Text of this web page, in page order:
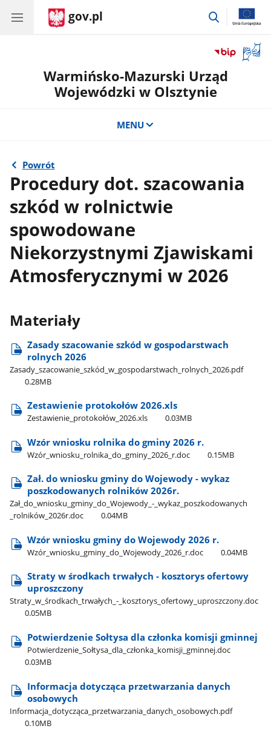
gov.pl
przejdź
okno
Warmińsko-Mazurski Urząd
Wojewódzki w Olsztynie
MENU
Powrót
Procedury dot. szacowania
szkód w rolnictwie
spowodowane
Niekorzystnymi Zjawiskami
Atmosferycznymi w 2026
Materiały
Zasady szacowanie szkód w gospodarstwach
rolnych 2026
Zasady​_szacowanie​_szkód​_w​_gospodarstwach​_rolnych​_2026.pdf
0.28MB
Zestawienie protokołów 2026.xls
Zestawienie​_protokołów​_2026.xls 0.03MB
Wzór wniosku rolnika do gminy 2026 r.
Wzór​_wniosku​_rolnika​_do​_gminy​_2026​_r.doc 0.15MB
Zał. do wniosku gminy do Wojewody - wykaz
poszkodowanych rolników 2026r.
Zał​_do​_wniosku​_gminy​_do​_Wojewody​_-​_wykaz​_poszkodowanych​
_rolników​_2026r.doc
0.04MB
Wzór wniosku gminy do Wojewody 2026 r.
Wzór​_wniosku​_gminy​_do​_Wojewody​_2026​_r.doc 0.04MB
Straty w środkach trwałych - kosztorys ofertowy
uproszczony
Straty​_w​_środkach​_trwałych​_-​_kosztorys​_ofertowy​_uproszczony.doc
0.05MB
Potwierdzenie Sołtysa dla członka komisji gminnej
Potwierdzenie​_Sołtysa​_dla​_członka​_komisji​_gminnej.doc
0.03MB
Informacja dotycząca przetwarzania danych
osobowych
Informacja​_dotycząca​_przetwarzania​_danych​_osobowych.pdf
0.10MB